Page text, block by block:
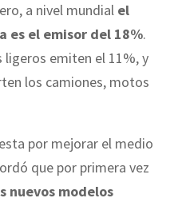
a nivel mundial el
es el emisor del 18%.
ligeros emiten el 11%, y
los camiones, motos
por mejorar el medio
que por primera vez
nuevos modelos